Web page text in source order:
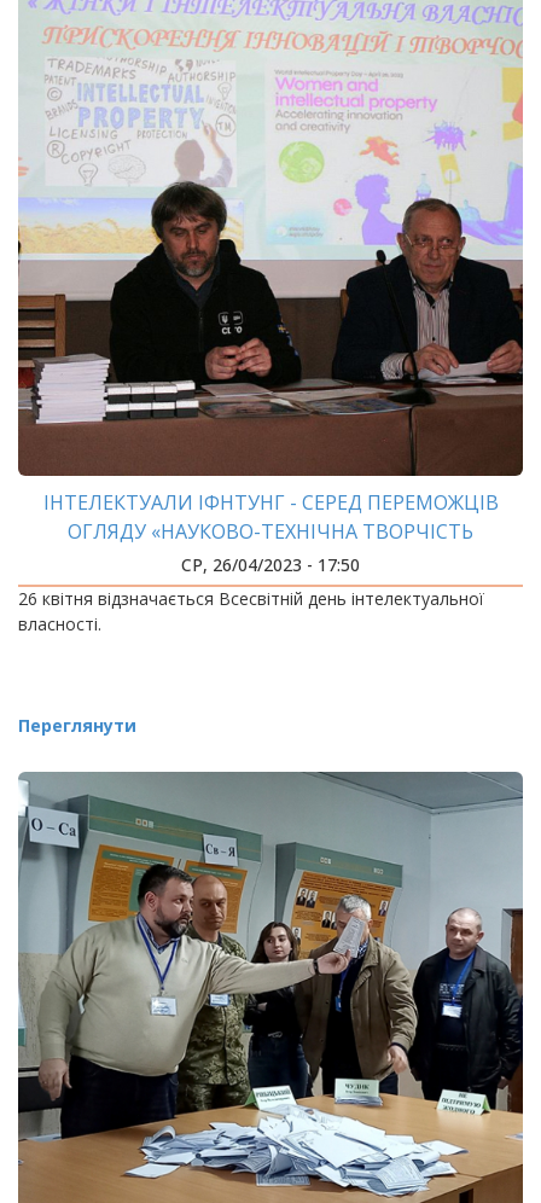
ІНТЕЛЕКТУАЛИ ІФНТУНГ - СЕРЕД ПЕРЕМОЖЦІВ
ОГЛЯДУ «НАУКОВО-ТЕХНІЧНА ТВОРЧІСТЬ
ПРИКАРПАТТЯ»
СР, 26/04/2023 - 17:50
26 квітня відзначається Всесвітній день інтелектуальної
власності.
Переглянути